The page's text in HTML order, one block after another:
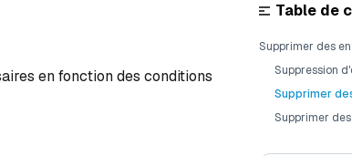
en fonction des conditions
Table de
Supprimer des
Suppression
Supprimer
Supprimer